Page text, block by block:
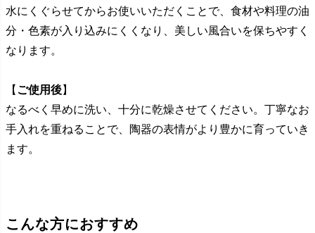
水にくぐらせてからお使いいただくことで、食材や料理の油
分・色素が入り込みにくくなり、美しい風合いを保ちやすく
なります。
【 ご使用後】
なるべく早めに洗い、十分に乾燥させてください。丁寧なお
手入れを重ねることで、陶器の表情がより豊かに育っていき
ます。
こんな方におすすめ